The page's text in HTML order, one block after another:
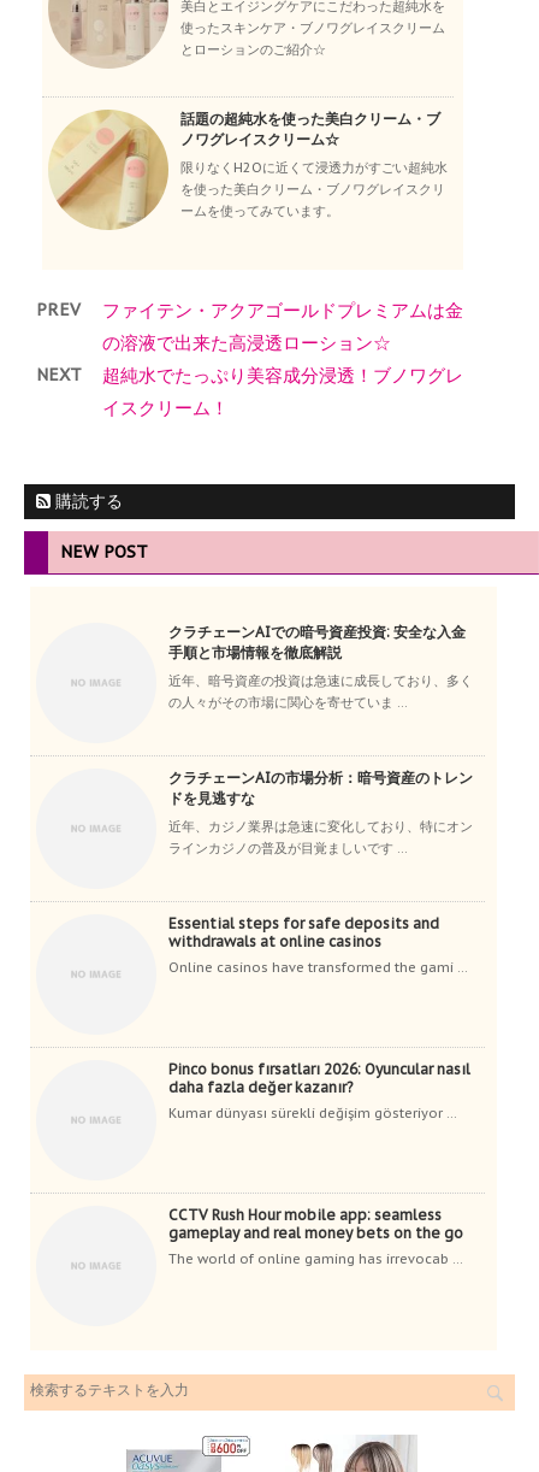
美白とエイジングケアにこだわった超純水を
使ったスキンケア・ブノワグレイスクリーム
とローションのご紹介☆
話題の超純水を使った美白クリーム・ブ
ノワグレイスクリーム☆
限りなくH2Oに近くて浸透力がすごい超純水
を使った美白クリーム・ブノワグレイスクリ
ームを使ってみています。
PREV
ファイテン・アクアゴールドプレミアムは金
の溶液で出来た高浸透ローション☆
NEXT
超純水でたっぷり美容成分浸透！ブノワグレ
イスクリーム！
購読する
NEW POST
クラチェーンAIでの暗号資産投資: 安全な入金
手順と市場情報を徹底解説
近年、暗号資産の投資は急速に成長しており、多く
の人々がその市場に関心を寄せていま ...
クラチェーンAIの市場分析：暗号資産のトレン
ドを見逃すな
近年、カジノ業界は急速に変化しており、特にオン
ラインカジノの普及が目覚ましいです ...
Essential steps for safe deposits and
withdrawals at online casinos
Online casinos have transformed the gami ...
Pinco bonus fırsatları 2026: Oyuncular nasıl
daha fazla değer kazanır?
Kumar dünyası sürekli değişim gösteriyor ...
CCTV Rush Hour mobile app: seamless
gameplay and real money bets on the go
The world of online gaming has irrevocab ...